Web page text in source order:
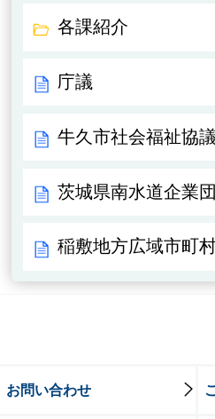
各課紹介
庁議
牛久市社会福祉協
茨城県南水道企業団
稲敷地方広域市町
お問い合わせ